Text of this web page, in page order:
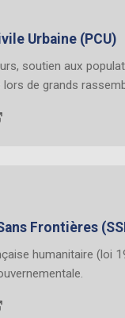
Urbaine (PCU)
soutien aux
lors de grands
Frontières
humanitaire (loi